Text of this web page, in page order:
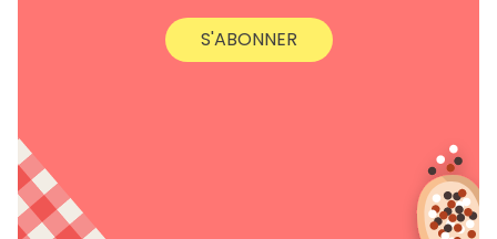
S'ABONNER